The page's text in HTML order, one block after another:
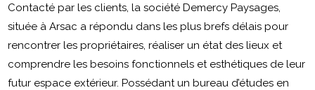
Contacté par les clients, la société Demercy Paysages,
située à Arsac a répondu dans les plus brefs délais pour
rencontrer les propriétaires, réaliser un état des lieux et
comprendre les besoins fonctionnels et esthétiques de leur
futur espace extérieur. Possédant un bureau d’études en